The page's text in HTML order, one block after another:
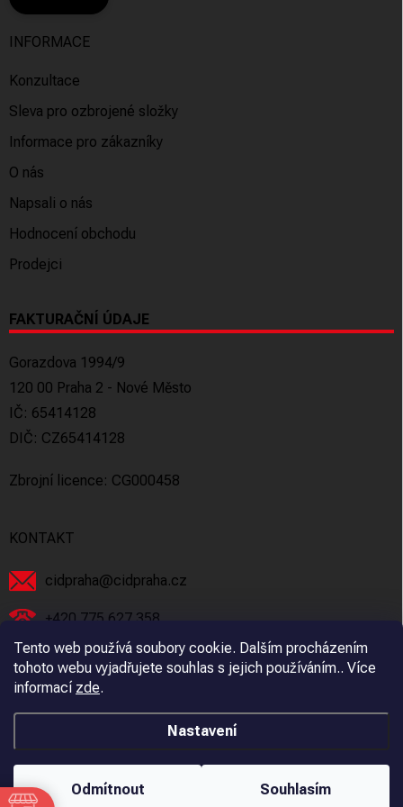
Tento web používá soubory cookie. Dalším procházením
tohoto webu vyjadřujete souhlas s jejich používáním.. Více
informací zde.
Nastavení
Odmítnout Souhlasím
INFORMACE
Konzultace
Sleva pro ozbrojené složky
Informace pro zákazníky
O nás
Napsali o nás
Hodnocení obchodu
Prodejci
FAKTURAČNÍ ÚDAJE
Gorazdova 1994/9
120 00 Praha 2 - Nové Město
IČ: 65414128
DIČ: CZ65414128
Zbrojní licence: CG000458
KONTAKT
cidpraha@cidpraha.cz
+420 775 627 358
Facebook
cidpraha_zbrane
Copyright 2026 C.I.D Praha s.r.o. . Všechna práva vyhrazena.